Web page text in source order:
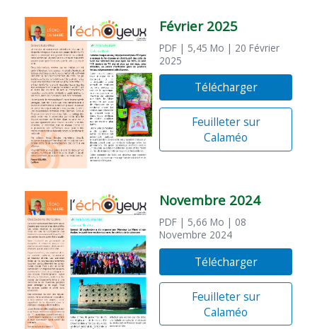
Février 2025
PDF | 5,45 Mo | 20 Février
2025
Télécharger
Feuilleter sur
Calaméo
Novembre 2024
PDF | 5,66 Mo | 08
Novembre 2024
Télécharger
Feuilleter sur
Calaméo